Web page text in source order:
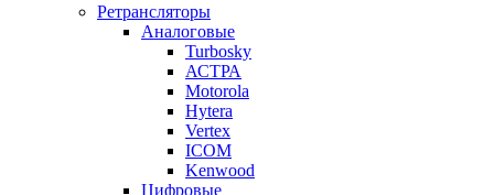
Ретрансляторы
Аналоговые
Turbosky
АСТРА
Motorola
Hytera
Vertex
ICOM
Kenwood
Цифровые